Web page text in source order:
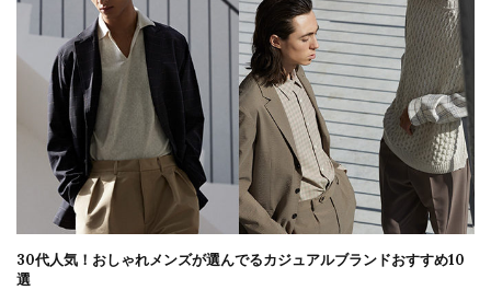
30代人気！おしゃれメンズが選んでるカジュアルブランドおすすめ10
選